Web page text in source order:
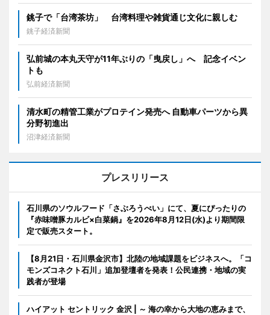
銚子で「台湾茶坊」 台湾料理や雑貨通じ文化に親しむ
銚子経済新聞
弘前城の本丸天守が11年ぶりの「曳戻し」へ 記念イベン
トも
弘前経済新聞
清水町の精管工業がプロテイン発売へ 自動車パーツから異
分野初進出
沼津経済新聞
プレスリリース
石川県のソウルフード「さぶろうべい」にて、夏にぴったりの
『赤味噌豚カルビ×白菜鍋』を2026年8月12日(水)より期間限
定で販売スタート。
【8月21日・石川県金沢市】北陸の地域課題をビジネスへ。「コ
モンズコネクト石川」追加登壇者を発表！公民連携・地域の実
践者が登場
ハイアット セントリック 金沢 | ～ 海の幸から大地の恵みまで、